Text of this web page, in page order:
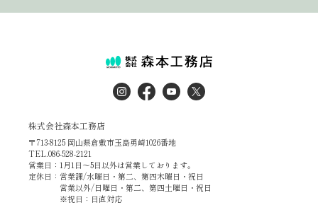
株式会社森本工務店
〒713-8125 岡山県倉敷市玉島勇崎1026番地
TEL.086-528-2121
営業日：1月1日～5日以外は営業しております。
定休日：営業課/水曜日・第二、第四木曜日・祝日
営業以外/日曜日・第二、第四土曜日・祝日
※祝日：日直対応